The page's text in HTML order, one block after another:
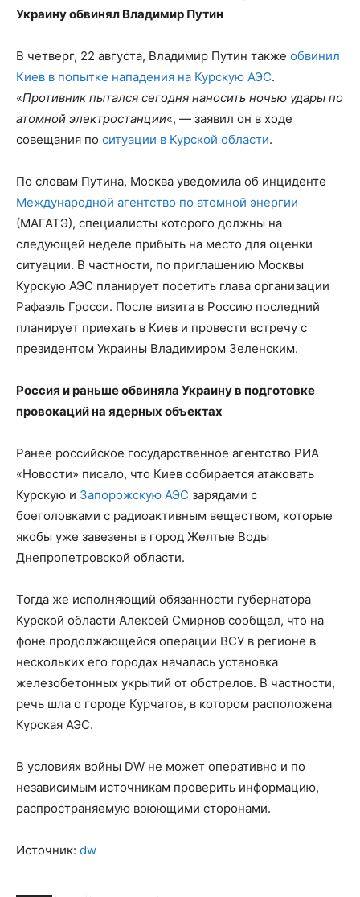
Украину обвинял Владимир Путин
В четверг, 22 августа, Владимир Путин также обвинил
Киев в попытке нападения на Курскую АЭС.
«Противник пытался сегодня наносить ночью удары по
атомной электростанции«, — заявил он в ходе
совещания по ситуации в Курской области.
По словам Путина, Москва уведомила об инциденте
Международной агентство по атомной энергии
(МАГАТЭ), специалисты которого должны на
следующей неделе прибыть на место для оценки
ситуации. В частности, по приглашению Москвы
Курскую АЭС планирует посетить глава организации
Рафаэль Гросси. После визита в Россию последний
планирует приехать в Киев и провести встречу с
президентом Украины Владимиром Зеленским.
Россия и раньше обвиняла Украину в подготовке
провокаций на ядерных объектах
Ранее российское государственное агентство РИА
«Новости» писало, что Киев собирается атаковать
Курскую и Запорожскую АЭС зарядами с
боеголовками с радиоактивным веществом, которые
якобы уже завезены в город Желтые Воды
Днепропетровской области.
Тогда же исполняющий обязанности губернатора
Курской области Алексей Смирнов сообщал, что на
фоне продолжающейся операции ВСУ в регионе в
нескольких его городах началась установка
железобетонных укрытий от обстрелов. В частности,
речь шла о городе Курчатов, в котором расположена
Курская АЭС.
В условиях войны DW не может оперативно и по
независимым источникам проверить информацию,
распространяемую воюющими сторонами.
Источник: dw